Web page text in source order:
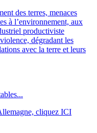
des terres, menaces
à l’environnement, aux
productiviste
dégradant les
avec la terre et leurs
cliquez ICI